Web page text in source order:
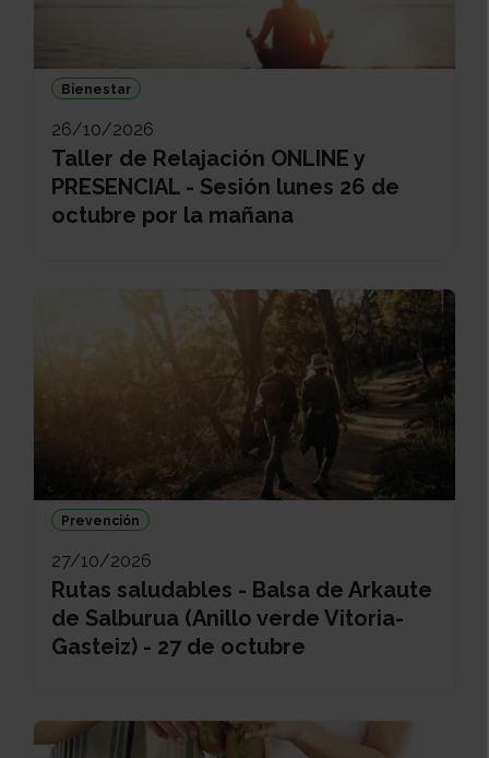
Bienestar
26/10/2026
Taller de Relajación ONLINE y
PRESENCIAL - Sesión lunes 26 de
octubre por la mañana
Prevención
27/10/2026
Rutas saludables - Balsa de Arkaute
de Salburua (Anillo verde Vitoria-
Gasteiz) - 27 de octubre